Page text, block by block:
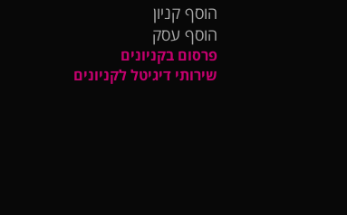
הוסף קניון
הוסף עסק
פרסום בקניונים
שירותי דיגיטל לקניונים